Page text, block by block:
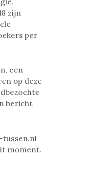
zijn
per
een
op deze
bericht
tussen.nl
moment.